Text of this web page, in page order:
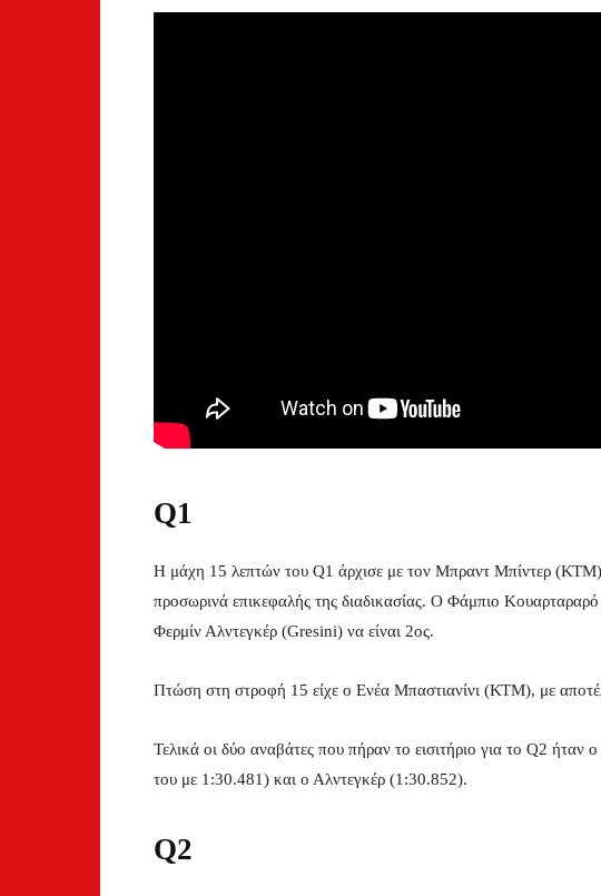
Q1
H μάχη 15 λεπτών του Q1 άρχισε με τον Μπραντ Μπίντερ (ΚΤΜ)
προσωρινά επικεφαλής της διαδικασίας. O Φάμπιο
Φερμίν Αλντεγκέρ (Gresini) να είναι 2ος.
Πτώση στη στροφή 15 είχε ο Ενέα Μπαστιανίνι (ΚΤΜ), με
Τελικά οι δύο αναβάτες που πήραν το εισιτήριο για το Q2
του με 1:30.481) και ο Αλντεγκέρ (1:30.852).
Q2